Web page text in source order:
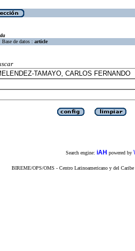
Base de datos : article
Search engine: iAH powered by
BIREME/OPS/OMS - Centro Latinoamericano y del